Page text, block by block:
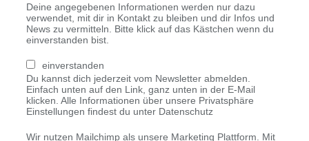
Deine angegebenen Informationen werden nur dazu
verwendet, mit dir in Kontakt zu bleiben und dir Infos und
News zu vermitteln. Bitte klick auf das Kästchen wenn du
einverstanden bist.
einverstanden
Du kannst dich jederzeit vom Newsletter abmelden.
Einfach unten auf den Link, ganz unten in der E-Mail
klicken. Alle Informationen über unsere Privatsphäre
Einstellungen findest du unter Datenschutz
Wir nutzen Mailchimp als unsere Marketing Plattform. Mit